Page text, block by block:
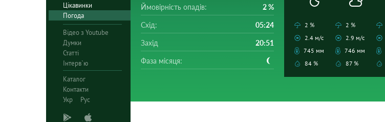
Цікавинки
Погода
Відео з Youtube
Думки
Статті
Інтерв`ю
Каталог
Контакти
Укр
Рус
Ймовірність опадів: 2 %
Схід: 05:24
Захід 20:51
Фаза місяця:
2 %
2.4 м/с
745 мм
84 %
2 %
2.9 м/с
746 мм
87 %